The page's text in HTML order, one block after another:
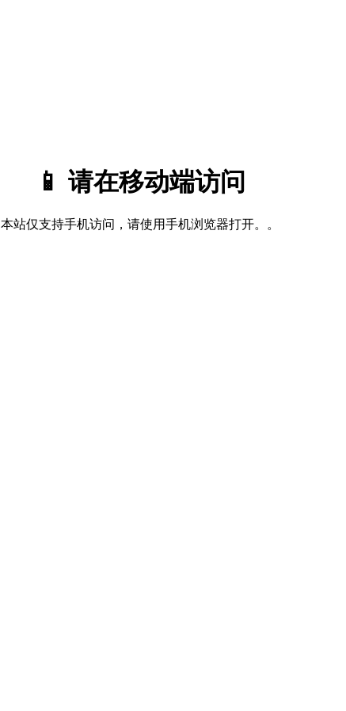
📱 请在移动端访问
本站仅支持手机访问，请使用手机浏览器打开。。